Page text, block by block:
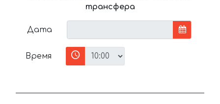
трансфера
Дата
Время